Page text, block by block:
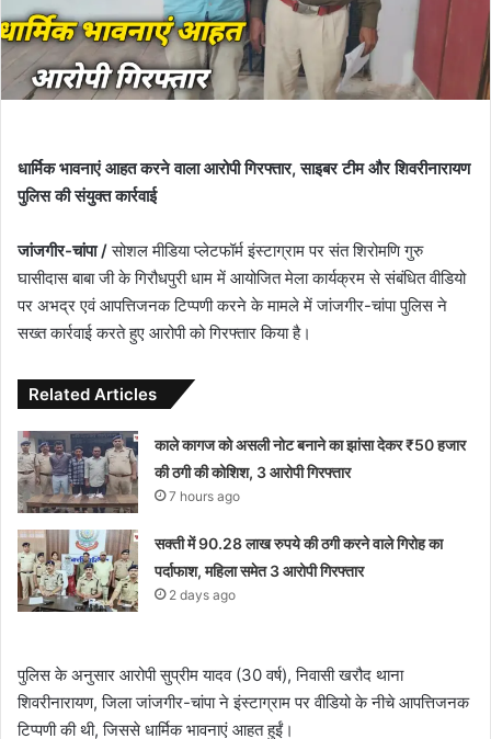
धार्मिक भावनाएं आहत करने वाला आरोपी गिरफ्तार, साइबर टीम और शिवरीनारायण
पुलिस की संयुक्त कार्रवाई
जांजगीर-चांपा /सोशल मीडिया प्लेटफॉर्म इंस्टाग्राम पर संत शिरोमणि गुरु
घासीदास बाबा जी के गिरौधपुरी धाम में आयोजित मेला कार्यक्रम से संबंधित वीडियो
पर अभद्र एवं आपत्तिजनक टिप्पणी करने के मामले में जांजगीर-चांपा पुलिस ने
सख्त कार्रवाई करते हुए आरोपी को गिरफ्तार किया है।
Related Articles
काले कागज को असली नोट बनाने का झांसा देकर ₹50 हजार
की ठगी की कोशिश, 3 आरोपी गिरफ्तार
7 hours ago
सक्ती में 90.28 लाख रुपये की ठगी करने वाले गिरोह का
पर्दाफाश, महिला समेत 3 आरोपी गिरफ्तार
2 days ago
पुलिस के अनुसार आरोपी सुप्रीम यादव (30 वर्ष), निवासी खरौद थाना
शिवरीनारायण, जिला जांजगीर-चांपा ने इंस्टाग्राम पर वीडियो के नीचे आपत्तिजनक
टिप्पणी की थी, जिससे धार्मिक भावनाएं आहत हुईं।